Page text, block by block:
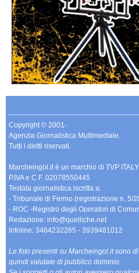
Copyright © 2001-
Agenzia Giornalistica Multimediale.
Tutti i diritti riservati.
Marcheingol.it è un marchio di TVP
P.IVA e C.F. 02078550445
Testata giornalistica iscritta a:
- Tribunale di Fermo (registrazione n. 5/
- ROC -Registro degli Operatori di
Redazione: info@quelliche.net
Infoline: 3464232265 - 3939481012
Le foto presenti su Marcheingol.it sono
quindi valutate di pubblico dominio.